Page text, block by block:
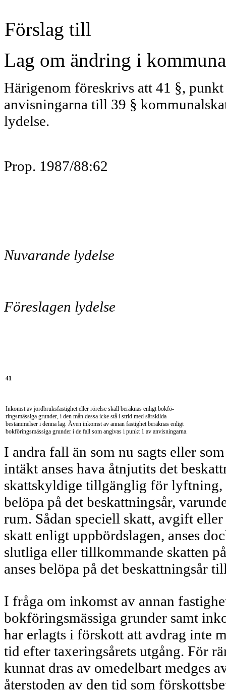
Förslag till
Lag om ändring i
Härigenom föreskrivs att 41 §,
anvisningarna till 39 §
lydelse.
Prop. 1987/88:62
Nuvarande lydelse
Föreslagen lydelse
41
Inkomst av jordbruksfastighet eller rörelse skall beräknas enligt bokfö­
ringsmässiga grunder, i den mån dessa icke stå i strid med särskilda
bestämmelser i denna lag. Även inkomst av annan fastighet beräknas enligt
bokföringsmässiga grunder i de fall som angivas i punkt 1 av anvisningarna.
I andra fall än som nu sagts eller
intäkt anses hava åtnjutits det
skattskyldige tillgänglig för lyftning,
belöpa på det beskattningsår,
rum. Sådan speciell skatt, avgift
skatt enligt uppbördsla­gen, anses
slutliga eller till­kommande skatten
anses belöpa på det beskattningsår
I fråga om inkomst av annan
bokföringsmässiga grunder samt
har erlagts i förskott att avdrag inte
tid efter taxe­ringsårets utgång. För
kunnat dras av omedelbart medges
återstoden av den tid som